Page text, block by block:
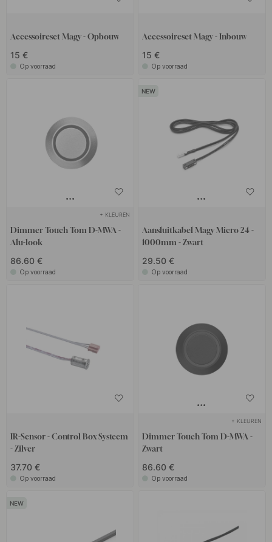
Accessoireset Magy - Opbouw
15 €
Op voorraad
Accessoireset Magy - Inbouw
15 €
Op voorraad
+ KLEUREN
Dimmer Touch Tom D-MWA -
Alu-look
86.60 €
Op voorraad
Aansluitkabel Magy Micro 24 -
1000mm - Zwart
29.50 €
Op voorraad
IR-Sensor - Control Box Systeem
- Zilver
37.70 €
Op voorraad
+ KLEUREN
Dimmer Touch Tom D-MWA -
Zwart
86.60 €
Op voorraad